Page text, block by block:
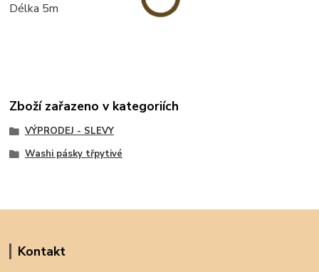
Délka 5m
Zboží zařazeno v kategoriích
VÝPRODEJ - SLEVY
Washi pásky třpytivé
Kontakt